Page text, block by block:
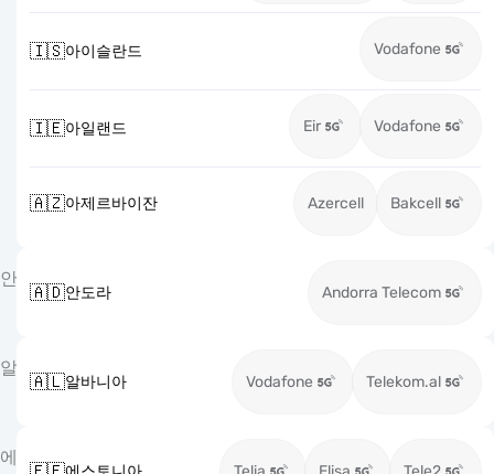
🇮🇸아이슬란드 Vodafone
🇮🇪아일랜드 Eir Vodafone
🇦🇿아제르바이잔 Azercell Bakcell
안
🇦🇩안도라 Andorra Telecom
알
🇦🇱알바니아 Vodafone Telekom.al
에